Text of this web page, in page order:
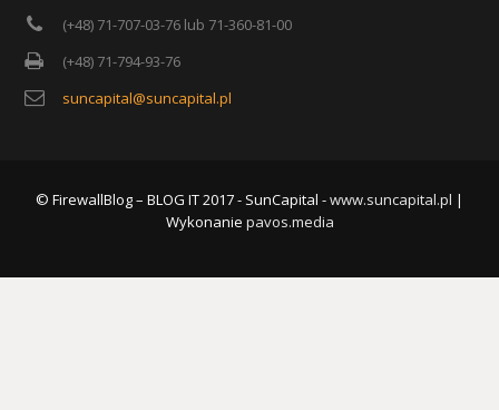
(+48) 71-707-03-76 lub 71-360-81-00
(+48) 71-794-93-76
suncapital@suncapital.pl
© FirewallBlog – BLOG IT 2017 - SunCapital -www.suncapital.pl |
Wykonanie pavos.media